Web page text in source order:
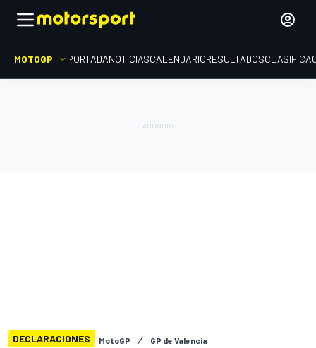
MOTOGP PORTADANOTICIASCALENDARIORESULTADOS
DECLARACIONES MotoGP GP de Valencia